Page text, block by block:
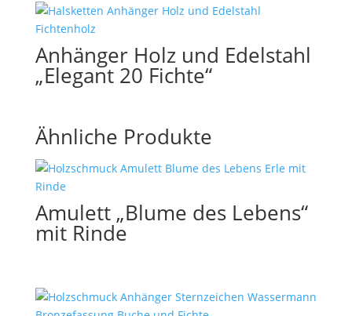
Anhänger Holz und Edelstahl
„Elegant 20 Fichte“
Ähnliche Produkte
Amulett „Blume des Lebens“
mit Rinde